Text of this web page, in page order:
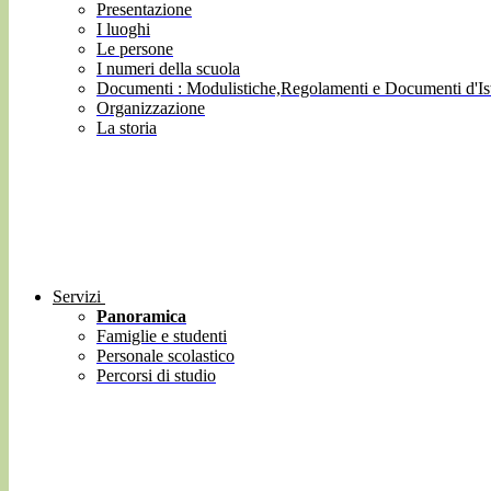
Presentazione
I luoghi
Le persone
I numeri della scuola
Documenti : Modulistiche,Regolamenti e Documenti
Organizzazione
La storia
Servizi
Panoramica
Famiglie e studenti
Personale scolastico
Percorsi di studio